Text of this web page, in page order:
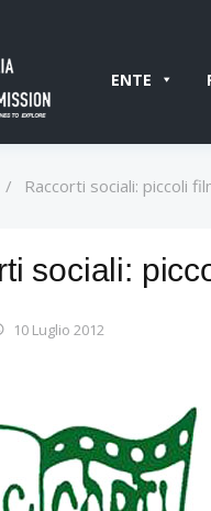
ENTE
/ Raccorti sociali: piccoli
sociali:
10 Luglio 2012